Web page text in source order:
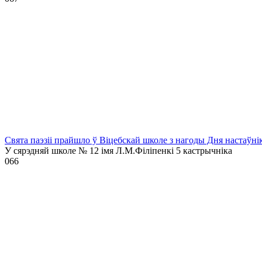
Свята паэзіі прайшло ў Віцебскай школе з нагоды Дня
У сярэдняй школе № 12 імя Л.М.Філіпенкі 5 кастрычніка
066